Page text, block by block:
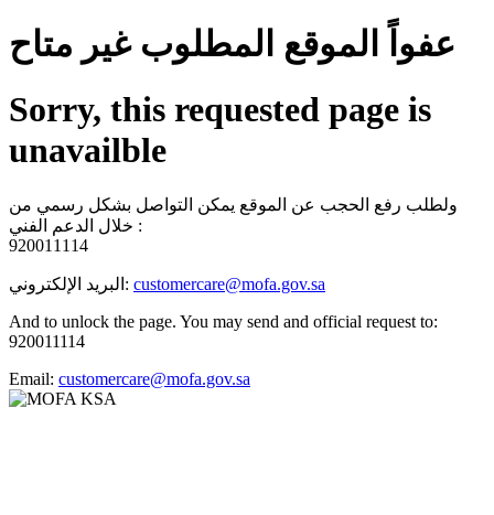
عفواً الموقع المطلوب غير متاح
Sorry, this requested page is
unavailble
ولطلب رفع الحجب عن الموقع يمكن التواصل بشكل رسمي من
خلال الدعم الفني :
920011114
البريد الإلكتروني: customercare@mofa.gov.sa
And to unlock the page. You may send and official request to:
920011114
Email: customercare@mofa.gov.sa